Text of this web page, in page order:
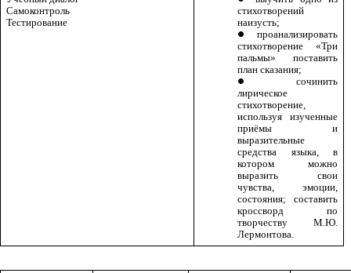
Самоконтроль
Тестирование
стихотворений
наизусть;
проанализировать
стихотворение «Три
пальмы» поставить
план сказания;
сочинить
лирическое
стихотворение,
используя изученные
приёмы и
выразительные
средства языка, в
котором можно
выразить свои
чувства, эмоции,
состояния; составить
кроссворд по
творчеству М.Ю.
Лермонтова.